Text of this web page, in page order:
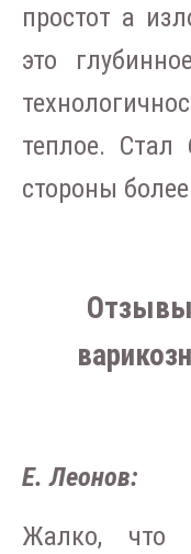
простот а
это
теплое.
стороны
Отзывы
Е. Леонов:
Жалко, что